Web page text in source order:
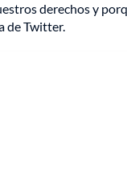
derechos y
de Twitter.